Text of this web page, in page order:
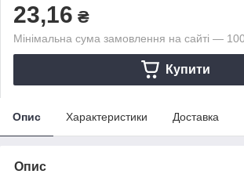
23,16 ₴
Мінімальна сума замовлення на сайті —
Купити
Опис Характеристики Доставка
Опис